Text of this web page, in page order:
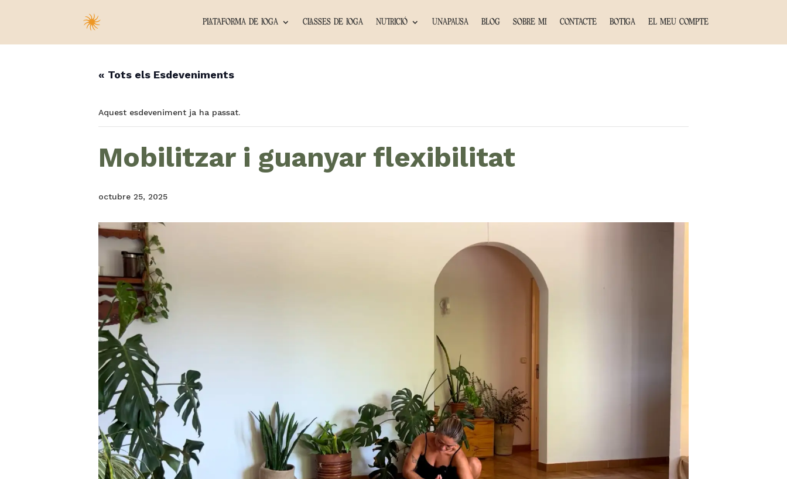
PLATAFORMA DE IOGA CLASSES DE IOGA NUTRICIÓ UNAPAUSA BLOG SOBRE MI CONTACTE BOTIGA EL MEU COMPTE
« Tots els Esdeveniments
Aquest esdeveniment ja ha passat.
Mobilitzar i guanyar flexibilitat
octubre 25, 2025